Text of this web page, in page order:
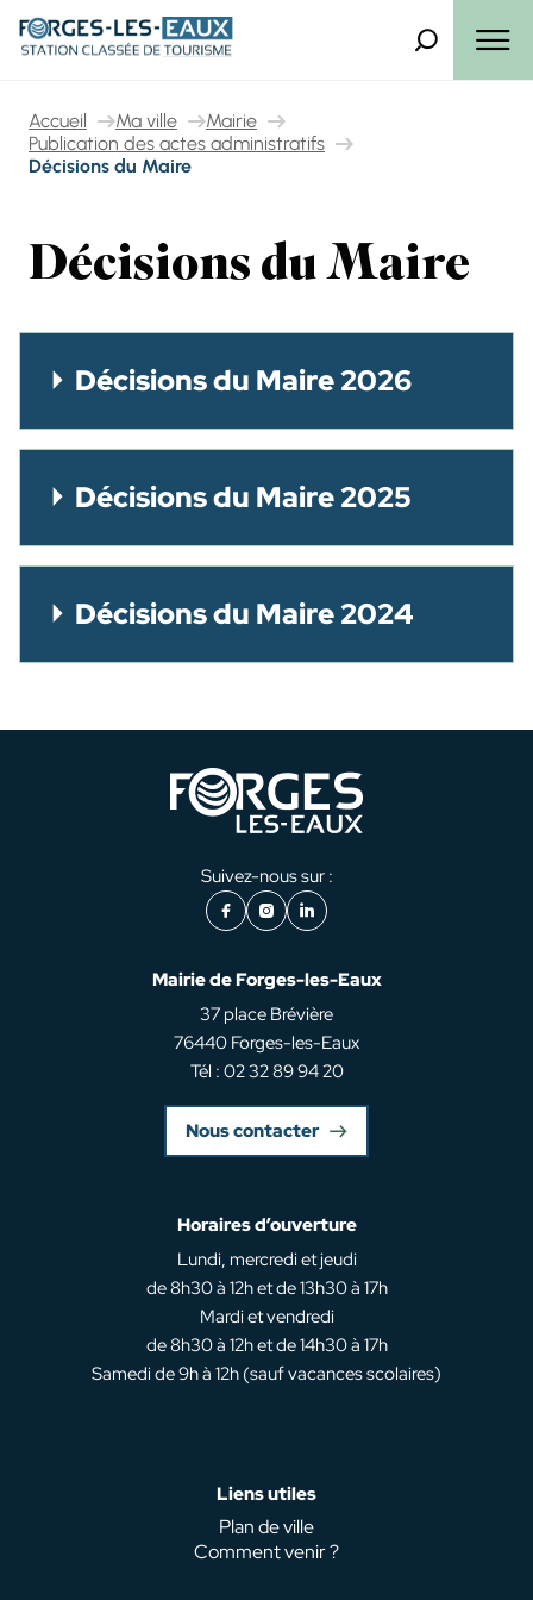
Que
Accueil Ma ville
Mairie
Publication des actes administratifs
Décisions du Maire
Décisions du Maire
Décisions du Maire 2026
Décisions du Maire 2025
Décisions du Maire 2024
Suivez-nous sur :
FacebookInstagram
LinkedIn
Mairie de Forges-les-Eaux
37 place Brévière
76440 Forges-les-Eaux
Tél : 02 32 89 94 20
Nous contacter
Horaires d’ouverture
Lundi, mercredi et jeudi
de 8h30 à 12h et de 13h30 à 17h
Mardi et vendredi
de 8h30 à 12h et de 14h30 à 17h
Samedi de 9h à 12h (sauf vacances scolaires)
Liens utiles
Plan de ville
Comment venir ?
Panneau de gestion des cookies